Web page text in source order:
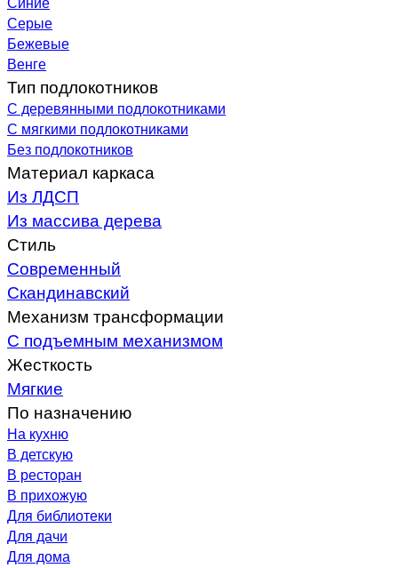
Серые
Бежевые
Венге
Тип подлокотников
С деревянными подлокотниками
С мягкими подлокотниками
Без подлокотников
Материал каркаса
Из ЛДСП
Из массива дерева
Стиль
Современный
Скандинавский
Механизм трансформации
С подъемным механизмом
Жесткость
Мягкие
По назначению
На кухню
В детскую
В ресторан
В прихожую
Для библиотеки
Для дачи
Для дома